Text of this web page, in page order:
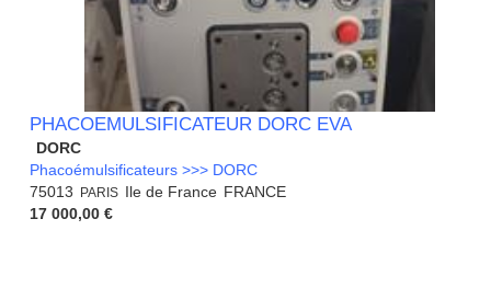
PHACOEMULSIFICATEUR DORC EVA
DORC
Phacoémulsificateurs >>> DORC
75013
PARIS Ile de France FRANCE
17 000,00 €